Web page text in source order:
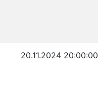
20.11.2024 20:00:00